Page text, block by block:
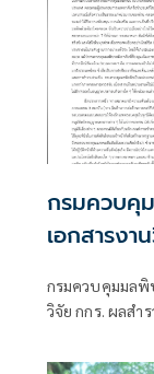
กรมควบคุ
เอกสารงา
กรมควบคุมมลพิ
วิจัย กกร. ผลสำ